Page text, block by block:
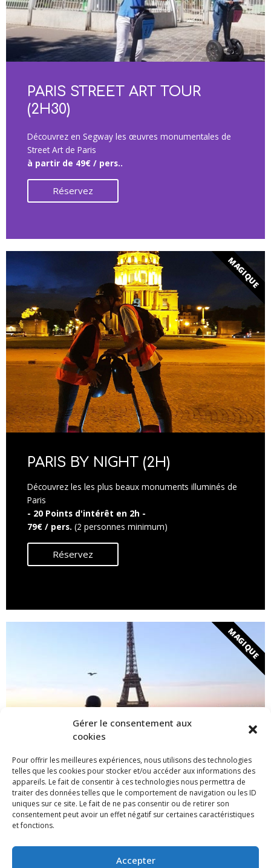
Gérer le consentement aux
cookies
Pour offrir les meilleures expériences, nous utilisons des technologies
telles que les cookies pour stocker et/ou accéder aux informations des
appareils. Le fait de consentir à ces technologies nous permettra de
traiter des données telles que le comportement de navigation ou les ID
uniques sur ce site. Le fait de ne pas consentir ou de retirer son
consentement peut avoir un effet négatif sur certaines caractéristiques
et fonctions.
Accepter
PARIS STREET ART TOUR
(2H30)
Découvrez en Segway les œuvres monumentales de
Street Art de Paris
à partir de 49€ / pers..
Réservez
PARIS BY NIGHT (2H)
Découvrez les les plus beaux monuments illuminés de
Paris
- 20 Points d'intérêt en 2h -
79€ / pers. (2 personnes minimum)
Réservez
MAGIQUE
LE 5 HEURES PARIS S'EVEILLE
(2H)
MAGIQUE